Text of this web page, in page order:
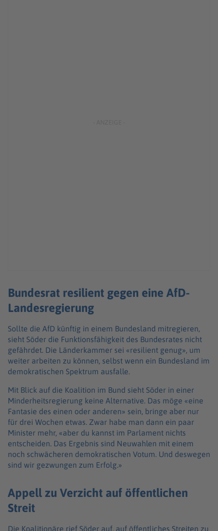
Bundesrat resilient gegen eine AfD-
Landesregierung
Sollte die AfD künftig in einem Bundesland mitregieren,
sieht Söder die Funktionsfähigkeit des Bundesrates nicht
gefährdet. Die Länderkammer sei «resilient genug», um
weiter arbeiten zu können, selbst wenn ein Bundesland im
demokratischen Spektrum ausfalle.
Mit Blick auf die Koalition im Bund sieht Söder in einer
Minderheitsregierung keine Alternative. Das möge «eine
Fantasie des einen oder anderen» sein, bringe aber nur
für drei Wochen etwas. Zwar habe man dann ein paar
Minister mehr, «aber du kannst im Parlament nichts
entscheiden. Das Ergebnis sind Neuwahlen mit einem
noch schwächeren demokratischen Votum. Und deswegen
sind wir gezwungen zum Erfolg.»
Appell zu Verzicht auf öffentlichen
Streit
Die Koalitionäre rief Söder auf, auf öffentliches Streiten zu